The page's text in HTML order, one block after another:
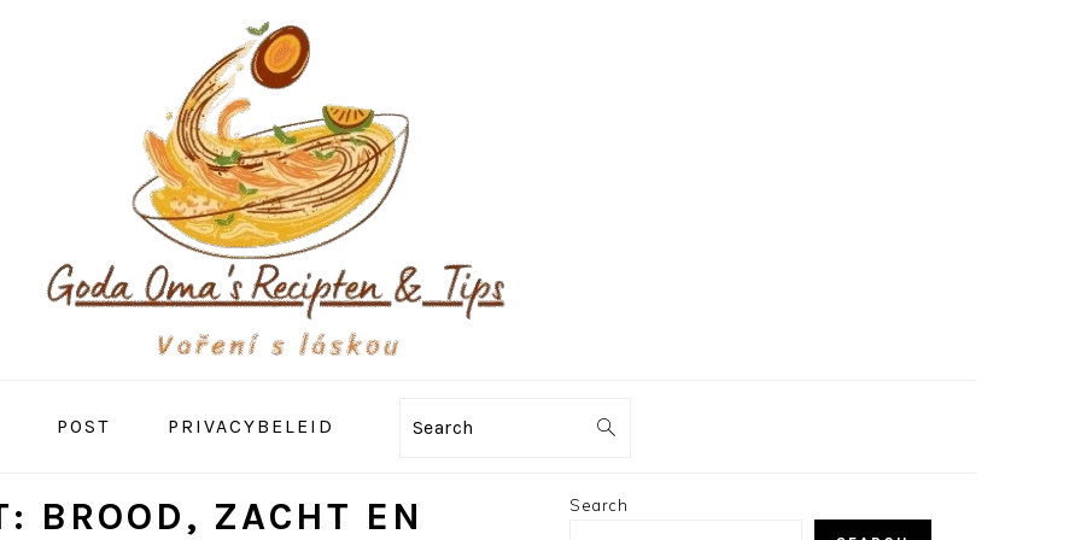
POST PRIVACYBELEID Search
BROOD, ZACHT EN
PRIMARY
Search